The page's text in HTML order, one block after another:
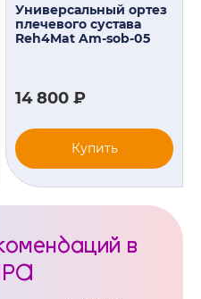
Универсальный ортез
плечевого сустава
Reh4Mat Am-sob-05
14 800 ₽
Купить
в